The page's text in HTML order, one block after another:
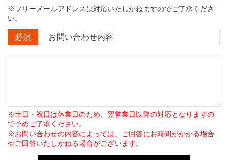
※フリーメールアドレスは対応いたしかねますのでご了承くださ
い。
必須 お問い合わせ内容
※土日・祝日は休業日のため、翌営業日以降の対応となりますの
で予めご了承ください。
※お問い合わせの内容によっては、ご回答にお時間がかかる場合
やご回答いたしかねる場合がございます。